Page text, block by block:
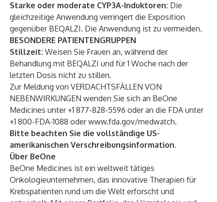
Starke oder moderate CYP3A-Induktoren: Die
gleichzeitige Anwendung verringert die Exposition
gegenüber BEQALZI. Die Anwendung ist zu vermeiden.
BESONDERE PATIENTENGRUPPEN
Stillzeit: Weisen Sie Frauen an, während der
Behandlung mit BEQALZI und für 1 Woche nach der
letzten Dosis nicht zu stillen.
Zur Meldung von VERDACHTSFÄLLEN VON
NEBENWIRKUNGEN wenden Sie sich an BeOne
Medicines unter +1 877-828-5596 oder an die FDA unter
+1 800-FDA-1088 oderwww.fda.gov/medwatch.
Bitte beachten Sie die vollständige US-
amerikanischen Verschreibungsinformation.
Über BeOne
BeOne Medicines ist ein weltweit tätiges
Onkologieunternehmen, das innovative Therapien für
Krebspatienten rund um die Welt erforscht und